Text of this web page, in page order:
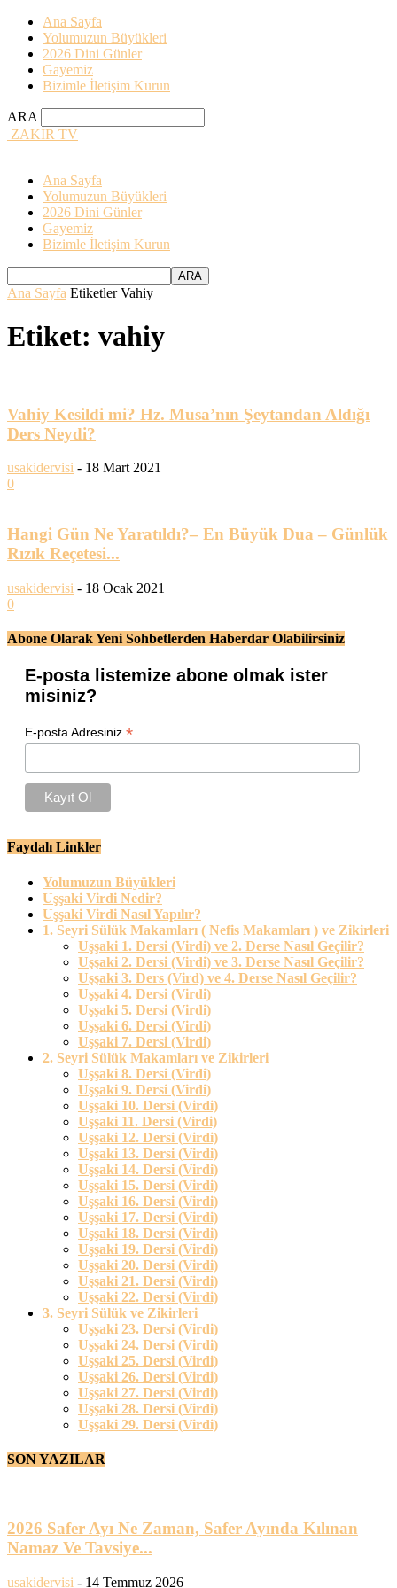
Ana Sayfa
Yolumuzun Büyükleri
2026 Dini Günler
Gayemiz
Bizimle İletişim Kurun
ARA
ZAKİR TV
Ana Sayfa
Yolumuzun Büyükleri
2026 Dini Günler
Gayemiz
Bizimle İletişim Kurun
Ana Sayfa Etiketler Vahiy
Etiket: vahiy
Vahiy Kesildi mi? Hz. Musa’nın Şeytandan Aldığı
Ders Neydi?
usakidervisi - 18 Mart 2021
0
Hangi Gün Ne Yaratıldı?– En Büyük Dua – Günlük
Rızık Reçetesi...
usakidervisi - 18 Ocak 2021
0
Abone Olarak Yeni Sohbetlerden Haberdar Olabilirsiniz
E-posta listemize abone olmak ister
misiniz?
E-posta Adresiniz *
Faydalı Linkler
Yolumuzun Büyükleri
Uşşaki Virdi Nedir?
Uşşaki Virdi Nasıl Yapılır?
1. Seyri Sülük Makamları ( Nefis Makamları ) ve Zikirleri
Uşşaki 1. Dersi (Virdi) ve 2. Derse Nasıl Geçilir?
Uşşaki 2. Dersi (Virdi) ve 3. Derse Nasıl Geçilir?
Uşşaki 3. Ders (Vird) ve 4. Derse Nasıl Geçilir?
Uşşaki 4. Dersi (Virdi)
Uşşaki 5. Dersi (Virdi)
Uşşaki 6. Dersi (Virdi)
Uşşaki 7. Dersi (Virdi)
2. Seyri Sülük Makamları ve Zikirleri
Uşşaki 8. Dersi (Virdi)
Uşşaki 9. Dersi (Virdi)
Uşşaki 10. Dersi (Virdi)
Uşşaki 11. Dersi (Virdi)
Uşşaki 12. Dersi (Virdi)
Uşşaki 13. Dersi (Virdi)
Uşşaki 14. Dersi (Virdi)
Uşşaki 15. Dersi (Virdi)
Uşşaki 16. Dersi (Virdi)
Uşşaki 17. Dersi (Virdi)
Uşşaki 18. Dersi (Virdi)
Uşşaki 19. Dersi (Virdi)
Uşşaki 20. Dersi (Virdi)
Uşşaki 21. Dersi (Virdi)
Uşşaki 22. Dersi (Virdi)
3. Seyri Sülük ve Zikirleri
Uşşaki 23. Dersi (Virdi)
Uşşaki 24. Dersi (Virdi)
Uşşaki 25. Dersi (Virdi)
Uşşaki 26. Dersi (Virdi)
Uşşaki 27. Dersi (Virdi)
Uşşaki 28. Dersi (Virdi)
Uşşaki 29. Dersi (Virdi)
SON YAZILAR
2026 Safer Ayı Ne Zaman, Safer Ayında Kılınan
Namaz Ve Tavsiye...
usakidervisi - 14 Temmuz 2026